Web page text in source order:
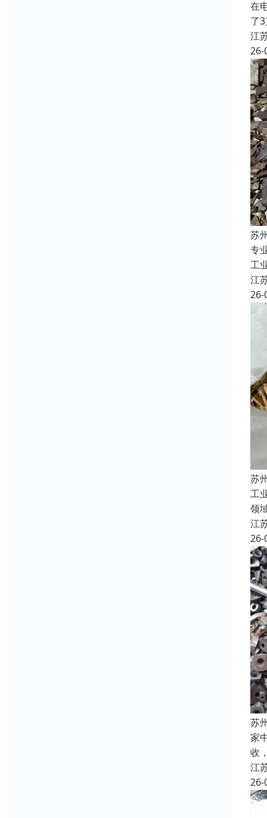
在
了
江
26-
苏
专
工
江
26-
苏
工
领
江
26-
苏
家
收
江
26-